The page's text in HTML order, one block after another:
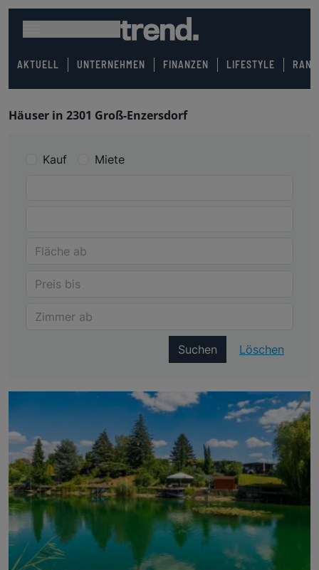
AKTUELL UNTERNEHMEN FINANZEN LIFESTYLE
Häuser in 2301 Groß-Enzersdorf
Kauf Miete
Suchen Löschen